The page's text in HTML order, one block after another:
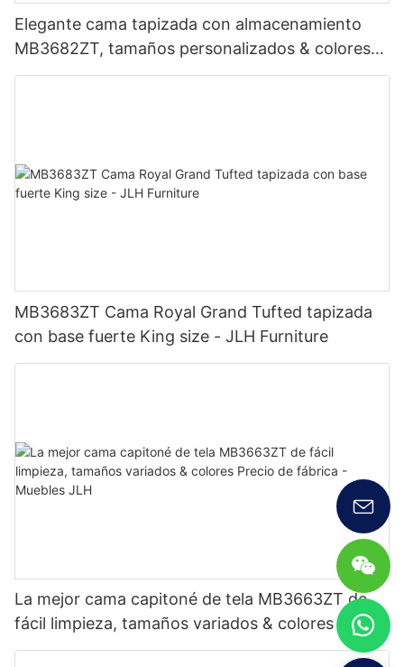
Elegante cama tapizada con almacenamiento
MB3682ZT, tamaños personalizados & colores
Precio de fábrica - Muebles JLH
MB3683ZT Cama Royal Grand Tufted tapizada
con base fuerte King size - JLH Furniture
La mejor cama capitoné de tela MB3663ZT de
fácil limpieza, tamaños variados & colores Precio
de fábrica - Muebles JLH